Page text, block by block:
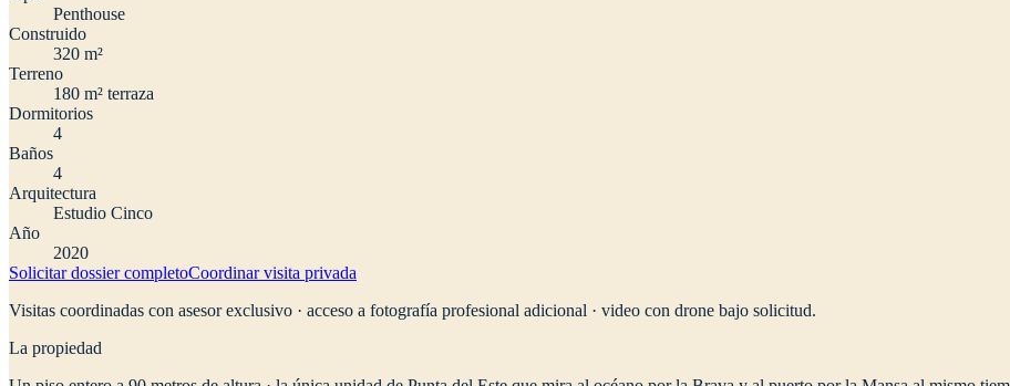
Penthouse
Construido
320 m²
Terreno
180 m² terraza
Dormitorios
4
Baños
4
Arquitectura
Estudio Cinco
Año
2020
Solicitar dossier completoCoordinar visita privada
Visitas coordinadas con asesor exclusivo · acceso a fotografía profesional adicional · video con drone bajo solicitud.
La propiedad